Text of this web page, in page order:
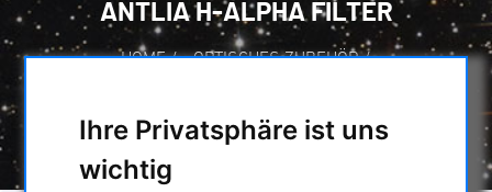
Ihre Privatsphäre ist uns
wichtig
ANTLIA H-ALPHA FILTER
HOME / OPTISCHES ZUBEHÖR /
ANTLIA H-ALPHA FILTER